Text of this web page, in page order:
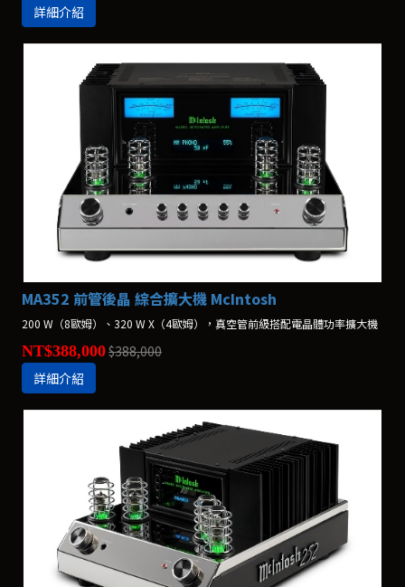
詳細介紹
MA352 前管後晶 綜合擴大機 McIntosh
200 W（8歐姆）、320 W X（4歐姆），真空管前級搭配電晶體功率擴大機
NT$388,000$388,000
詳細介紹